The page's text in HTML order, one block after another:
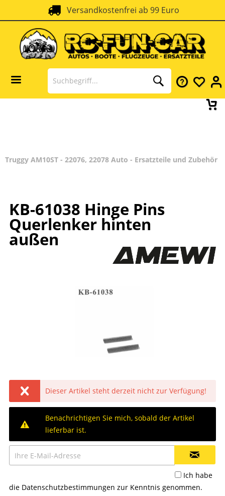
Versandkostenfrei ab 99 Euro
Truggy AM10ST - 22076, 22078 Auto - Ersatzteile und Zubehör
KB-61038 Hinge Pins
Querlenker hinten
außen
Dieser Artikel steht derzeit nicht zur Verfügung!
Benachrichtigen Sie mich, sobald der Artikel
lieferbar ist.
Ich habe
die Datenschutzbestimmungen zur Kenntnis genommen.